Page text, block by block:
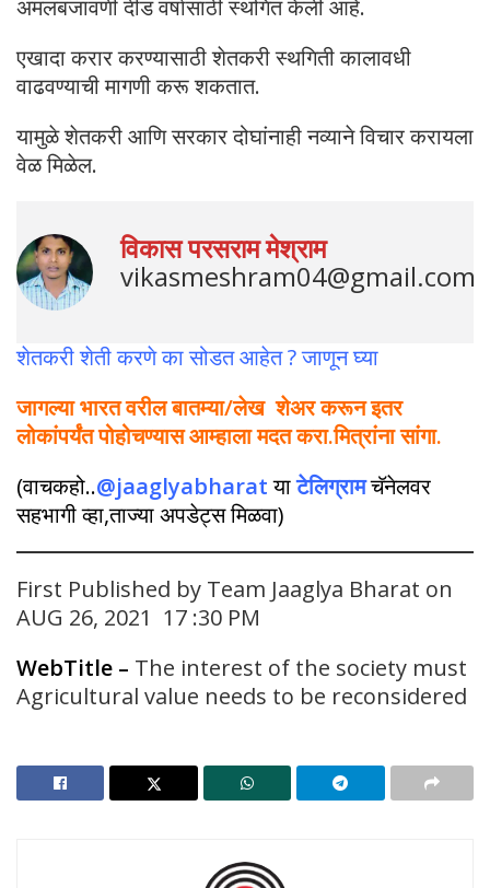
अंमलबजावणी दीड वर्षासाठी स्थगित केली आहे.
एखादा करार करण्यासाठी शेतकरी स्थगिती कालावधी
वाढवण्याची मागणी करू शकतात.
यामुळे शेतकरी आणि सरकार दोघांनाही नव्याने विचार करायला
वेळ मिळेल.
विकास परसराम मेश्राम
vikasmeshram04@gmail.com
शेतकरी शेती करणे का सोडत आहेत ? जाणून घ्या
जागल्या भारत वरील बातम्या/लेख शेअर करून इतर
लोकांपर्यंत पोहोचण्यास आम्हाला मदत करा.मित्रांना सांगा.
(वाचकहो..@jaaglyabharat याटेलिग्रामचॅनेलवर
सहभागी व्हा,ताज्या अपडेट्स मिळवा)
First Published by Team Jaaglya Bharat on
AUG 26, 2021 17 :30 PM
WebTitle – The interest of the society must
Agricultural value needs to be reconsidered